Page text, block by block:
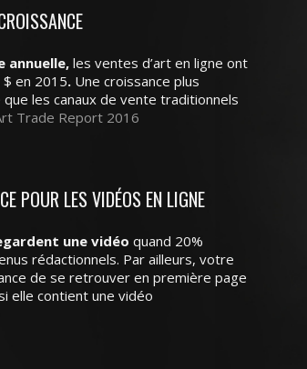
annuelle,les ventes d’art en ligne ont
en 2015. Une croissance plus
les canaux de vente traditionnels
Trade Report 2016
POUR LES VIDÉOS EN LIGNE
une vidéo quand 20%
rédactionnels. Par ailleurs, votre
de se retrouver en première page
elle contient une vidéo